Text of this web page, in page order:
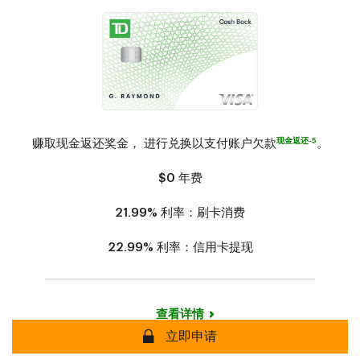
赚取现金返还奖金， 进行兑换以支付账户欠款现金返还-5 。
$0 年费
21.99% 利率：刷卡消费
22.99% 利率：信用卡提现
查看详情
安全立即申请